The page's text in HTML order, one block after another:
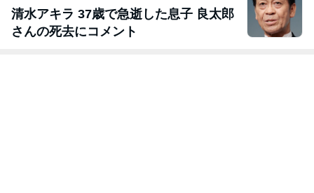
清水アキラ 37歳で急逝した息子 良太郎
さんの死去にコメント